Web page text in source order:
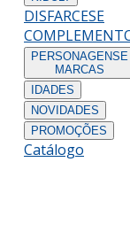
DISFARCESE
PERSONAGENS E
MARCAS
IDADES
NOVIDADES
PROMOÇÕES
Catálogo